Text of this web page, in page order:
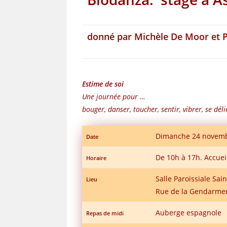
donné par Michèle De Moor et
Estime de soi
Une journée pour …
bouger, danser, toucher, sentir, vibrer, se
Date Dimanche 24
Horaire De 10h à 17h.
Lieu
Salle Paroissiale
Rue de la
Repas de midi Auberge espagnole